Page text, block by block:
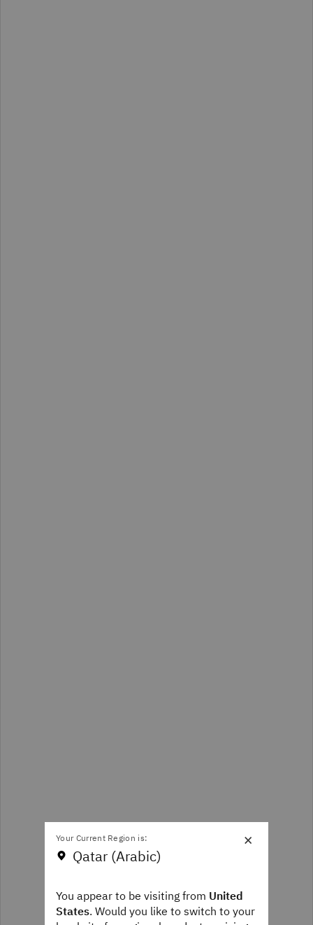
×
Your Current Region is:
Qatar (Arabic)
You appear to be visiting from United
States. Would you like to switch to your